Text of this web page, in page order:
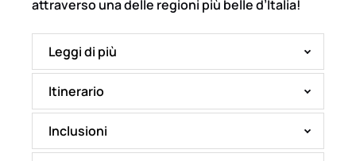
attraverso una delle regioni più belle d’Italia!
Leggi di più
Itinerario
Inclusioni